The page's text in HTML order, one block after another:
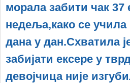
морала забити чак 37
недеља,како се
дана у дан.Схватила
забијати ексере у
девојчица није